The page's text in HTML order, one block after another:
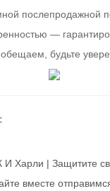
послепродажной
—
будьте
И Харли | Защитите
вместе